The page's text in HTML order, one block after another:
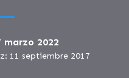
2022
11 septiembre 2017